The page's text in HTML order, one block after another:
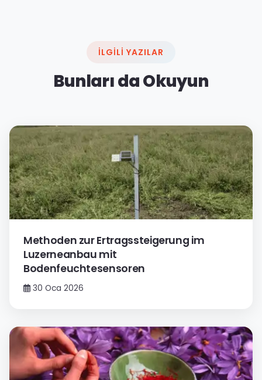
İLGILI YAZILAR
Bunları da Okuyun
Methoden zur Ertragssteigerung im
Luzerneanbau mit
Bodenfeuchtesensoren
30 Oca 2026